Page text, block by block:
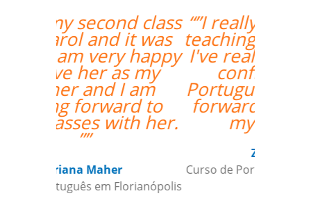
“”I really enjoyed Ana's
teaching style and I feel
I've really grown in my
confidence with
Portuguese.I'm looking
forward to continuing
my lessons.””
Curso de Português em Florianópolis